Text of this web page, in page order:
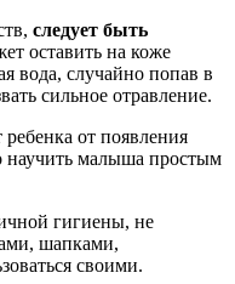
следует быть
оставить на коже
вода, случайно попав в
сильное отравление.
от появления
научить малыша простым
гигиены, не
шапками,
своими.